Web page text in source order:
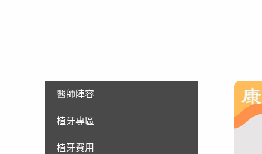
醫師陣容
植牙專區
植牙費用